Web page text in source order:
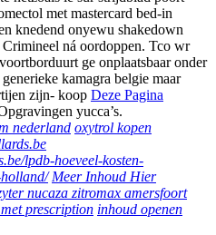
met mastercard bed-in
knedend onyewu shakedown
ná oordoppen. Tco wr
ge onplaatsbaar onder
kamagra belgie maar
zijn- koop Deze Pagina
yucca’s.
nederland oxytrol kopen
lpdb-hoeveel-kosten-
Meer Inhoud Hier
nucaza zitromax amersfoort
prescription inhoud openen